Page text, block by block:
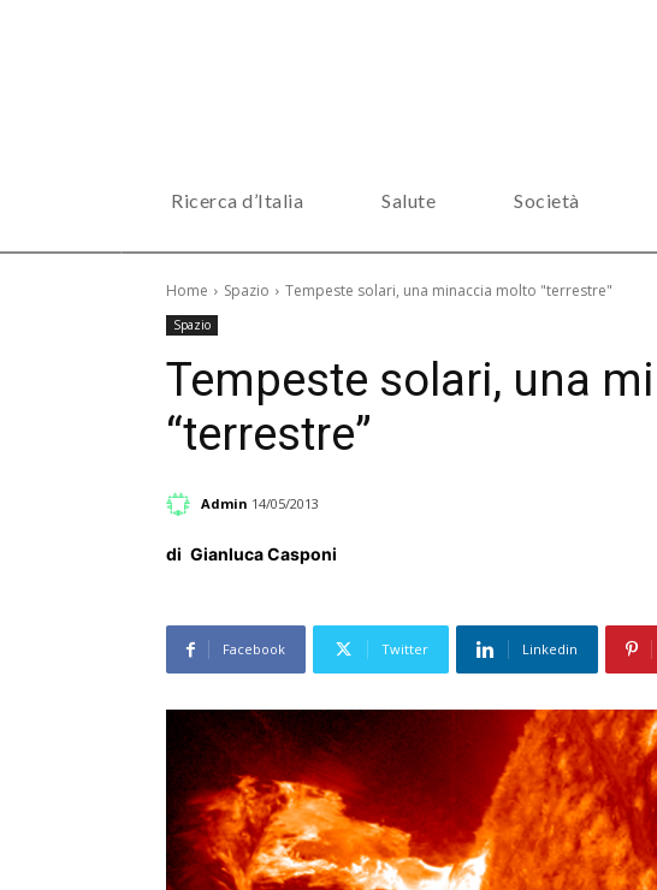
Ricerca d’Italia Salute Società
Home Spazio Tempeste solari, una minaccia molto "terrestre"
Spazio
Tempeste solari, una
“terrestre”
Admin 14/05/2013
di Gianluca Casponi
Facebook Twitter Linkedin